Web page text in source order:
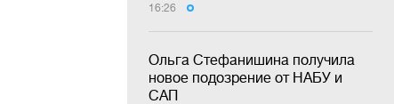
16:26
Ольга Стефанишина получила
новое подозрение от НАБУ и
САП